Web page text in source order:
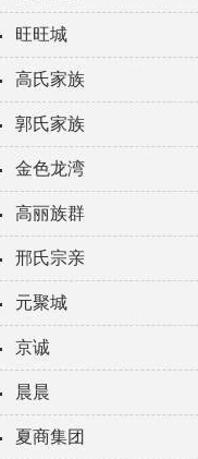
旺旺城
高氏家族
郭氏家族
金色龙湾
高丽族群
邢氏宗亲
元聚城
京诚
晨晨
夏商集团